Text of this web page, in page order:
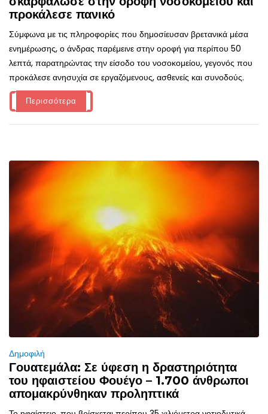
προκάλεσε πανικό
Σύμφωνα με τις πληροφορίες που δημοσίευσαν βρετανικά μέσα
ενημέρωσης, ο άνδρας παρέμεινε στην οροφή για περίπου 50
λεπτά, παρατηρώντας την είσοδο του νοσοκομείου, γεγονός που
προκάλεσε ανησυχία σε εργαζόμενους, ασθενείς και συνοδούς.
Περισσότερα
Δημοφιλή
Γουατεμάλα: Σε ύφεση η δραστηριότητα
του ηφαιστείου Φουέγο – 1.700 άνθρωποι
απομακρύνθηκαν προληπτικά